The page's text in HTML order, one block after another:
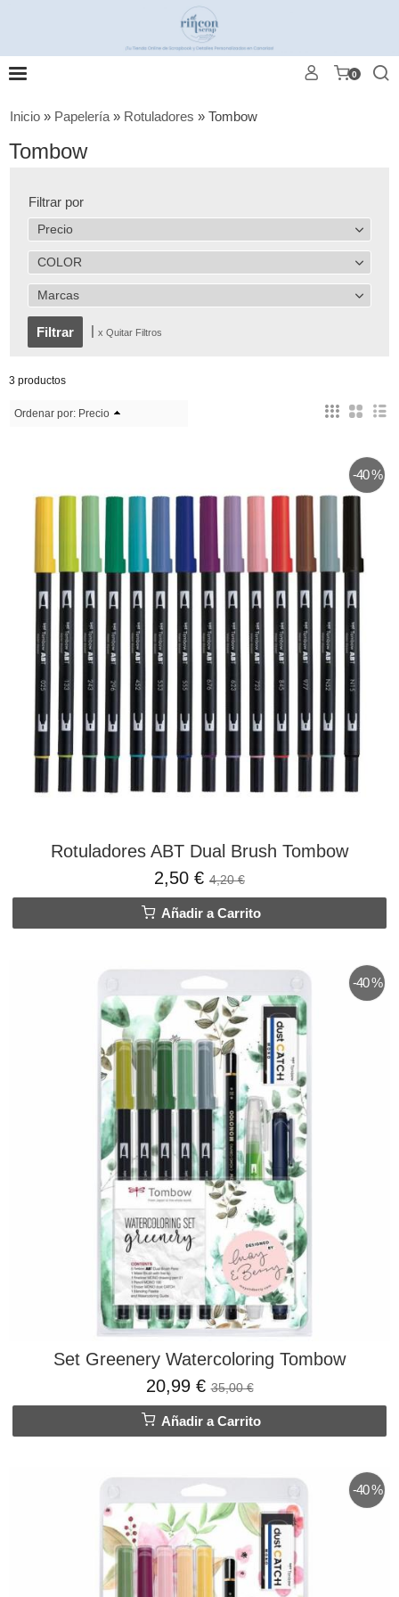
0
Inicio » Papelería» Rotuladores » Tombow
Tombow
Filtrar por
Precio
COLOR
Marcas
x Quitar Filtros
3 productos
Ordenar por: Precio
-40 %
Rotuladores ABT Dual Brush Tombow
2,50 € 4,20 €
Añadir a Carrito
-40 %
Set Greenery Watercoloring Tombow
20,99 €35,00 €
Añadir a Carrito
-40 %